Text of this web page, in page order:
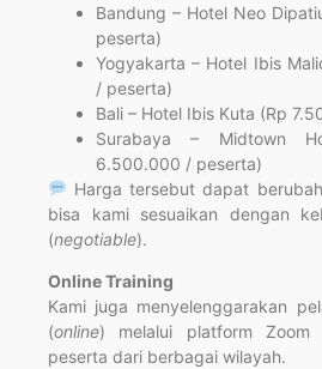
Bandung – Hotel Neo
peserta)
Yogyakarta – Hotel Ibis
/ peserta)
Bali – Hotel Ibis Kuta (Rp
Surabaya – Midtown
6.500.000 / peserta)
Harga tersebut dapat
bisa kami sesuaikan dengan
(negotiable).
Online Training
Kami juga menyelenggarakan
(online) melalui platform Zoom
peserta dari berbagai wilayah.